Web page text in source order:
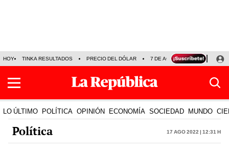
HOY TINKA RESULTADOS PRECIO DEL DÓLAR 7 DE AGOSTO OLLANTA
LO ÚLTIMO POLÍTICA OPINIÓN ECONOMÍA SOCIEDAD MUNDO
Política 17 Ago 2022 | 12:31 h